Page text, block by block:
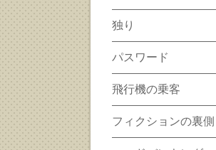
独り
パスワード
飛行機の乗客
フィクションの裏側